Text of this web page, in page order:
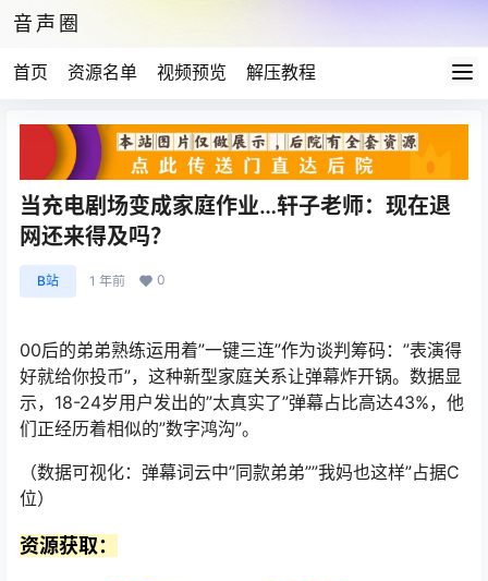
音声圈
首页 资源名单 视频预览 解压教程
当充电剧场变成家庭作业…轩子老师：现在退
网还来得及吗？
B站 1 年前 0
00后的弟弟熟练运用着”一键三连”作为谈判筹码：”表演得
好就给你投币”，这种新型家庭关系让弹幕炸开锅。数据显
示，18-24岁用户发出的”太真实了”弹幕占比高达43%，他
们正经历着相似的”数字鸿沟”。
（数据可视化：弹幕词云中”同款弟弟””我妈也这样”占据C
位）
资源获取：